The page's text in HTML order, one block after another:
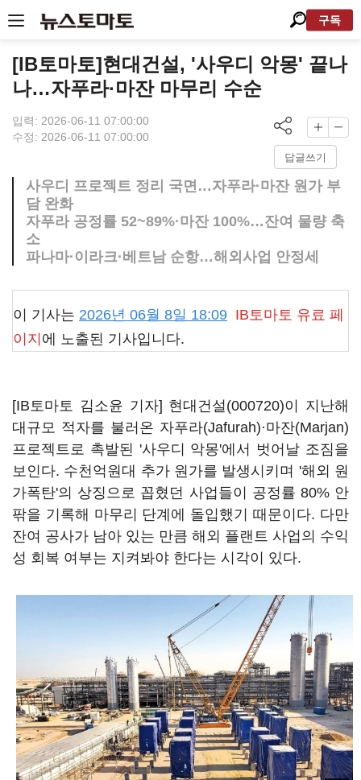
구독
[IB토마토]현대건설, '사우디 악몽' 끝나
나…자푸라·마잔 마무리 수순
입력: 2026-06-11 07:00:00
수정: 2026-06-11 07:00:00
답글쓰기
사우디 프로젝트 정리 국면…자푸라·마잔 원가 부
담 완화
자푸라 공정률 52~89%·마잔 100%…잔여 물량 축
소
파나마·이라크·베트남 순항…해외사업 안정세
이 기사는 2026년 06월 8일 18:09 IB토마토 유료 페
이지 에 노출된 기사입니다.
[IB토마토 김소윤 기자] 현대건설(000720)이 지난해
대규모 적자를 불러온 자푸라(Jafurah)·마잔(Marjan)
프로젝트로 촉발된 '사우디 악몽'에서 벗어날 조짐을
보인다. 수천억원대 추가 원가를 발생시키며 '해외 원
가폭탄'의 상징으로 꼽혔던 사업들이 공정률 80% 안
팎을 기록해 마무리 단계에 돌입했기 때문이다. 다만
잔여 공사가 남아 있는 만큼 해외 플랜트 사업의 수익
성 회복 여부는 지켜봐야 한다는 시각이 있다.